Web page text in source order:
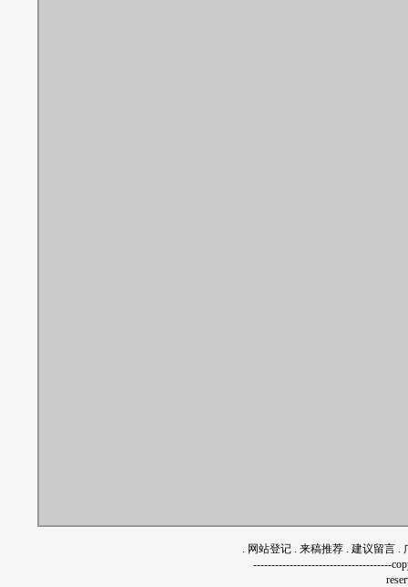
. 网站登记 . 来稿推荐 . 建议留言 .
--------------------------------------